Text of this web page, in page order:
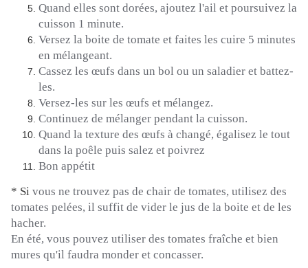
Quand elles sont dorées, ajoutez l'ail et poursuivez la
cuisson 1 minute.
Versez la boite de tomate et faites les cuire 5 minutes
en mélangeant.
Cassez les œufs dans un bol ou un saladier et battez-
les.
Versez-les sur les œufs et mélangez.
Continuez de mélanger pendant la cuisson.
Quand la texture des œufs à changé, égalisez le tout
dans la poêle puis salez et poivrez
Bon appétit
* Si vous ne trouvez pas de chair de tomates, utilisez des
tomates pelées, il suffit de vider le jus de la boite et de les
hacher.
En été, vous pouvez utiliser des tomates fraîche et bien
mures qu'il faudra monder et concasser.